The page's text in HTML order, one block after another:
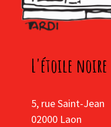
L'étoile noire
5, rue Saint-Jean
02000 Laon